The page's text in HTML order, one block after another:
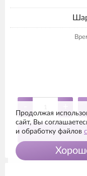
Продолжая
сайт, Вы
и обработку файлов